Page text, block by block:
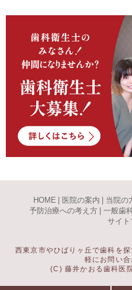
HOME | 医院の案内 | 当院の
予防治療への考え方 | 一般歯
サイト
西東京市やひばりヶ丘で歯科を
軽にお問い
(C) 藤井かおる歯科医